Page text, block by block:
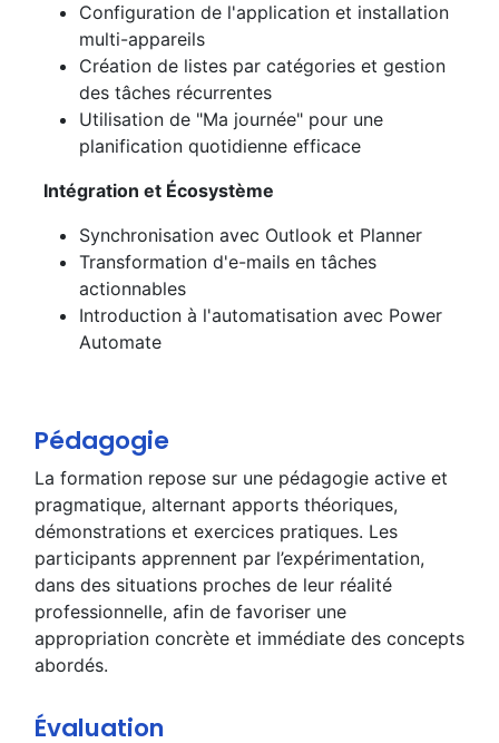
Configuration de l'application et installation
multi-appareils
Création de listes par catégories et gestion
des tâches récurrentes
Utilisation de "Ma journée" pour une
planification quotidienne efficace
Intégration et Écosystème
Synchronisation avec Outlook et Planner
Transformation d'e-mails en tâches
actionnables
Introduction à l'automatisation avec Power
Automate
Pédagogie
La formation repose sur une pédagogie active et
pragmatique, alternant apports théoriques,
démonstrations et exercices pratiques. Les
participants apprennent par l’expérimentation,
dans des situations proches de leur réalité
professionnelle, afin de favoriser une
appropriation concrète et immédiate des concepts
abordés.
Évaluation